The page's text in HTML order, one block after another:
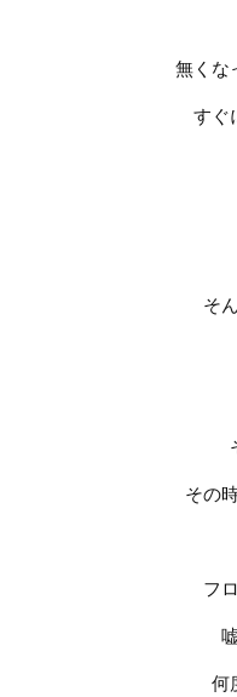
無くな
すぐ
そ
その
フ
何